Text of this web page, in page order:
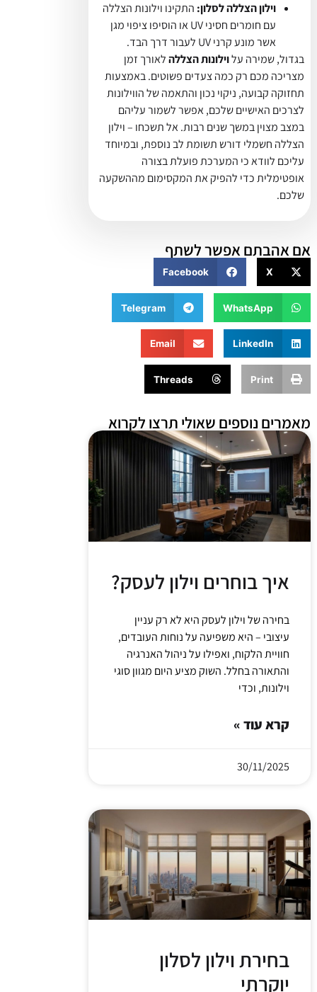
וילון הצללה לסלון: התקינו וילונות הצללה
עם חומרים חסיני UV או הוסיפו ציפוי מגן
אשר מונע קרני UV לעבור דרך הבד.
בגדול, שמירה עלוילונות הצללהלאורך זמן
מצריכה מכם רק כמה צעדים פשוטים. באמצעות
תחזוקה קבועה, ניקוי נכון והתאמה של הווילונות
לצרכים האישיים שלכם, אפשר לשמור עליהם
במצב מצוין במשך שנים רבות. אל תשכחו – וילון
הצללה חשמלי דורש תשומת לב נוספת, ובמיוחד
עליכם לוודא כי המערכת פועלת בצורה
אופטימלית כדי להפיק את המקסימום מההשקעה
שלכם.
אם אהבתם אפשר לשתף
X
Facebook
WhatsApp
Telegram
LinkedIn
Email
Print
Threads
מאמרים נוספים שאולי תרצו לקרוא
איך בוחרים וילון לעסק?
בחירה של וילון לעסק היא לא רק עניין
עיצובי – היא משפיעה על נוחות העובדים,
חוויית הלקוח, ואפילו על ניהול האנרגיה
והתאורה בחלל. השוק מציע היום מגוון סוגי
וילונות, וכדי
קרא עוד »
30/11/2025
בחירת וילון לסלון
יוקרתי